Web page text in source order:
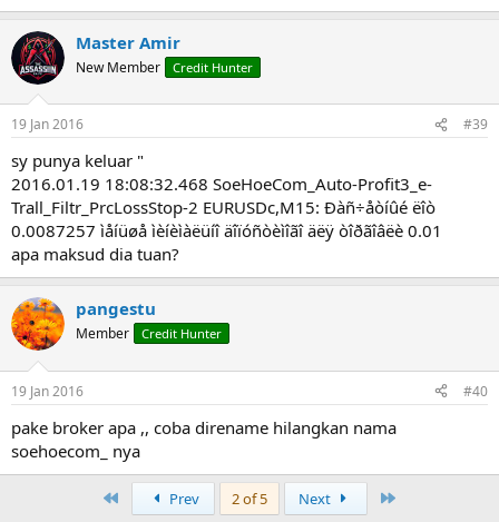
Master Amir
New Member Credit Hunter
19 Jan 2016 #39
sy punya keluar "
2016.01.19 18:08:32.468 SoeHoeCom_Auto-Profit3_e-
Trall_Filtr_PrcLossStop-2 EURUSDc,M15: Ðàñ÷åòíûé ëîò
0.0087257 ìåíüøå ìèíèìàëüíî äîïóñòèìîãî äëÿ òîðãîâëè 0.01
apa maksud dia tuan?
pangestu
Member Credit Hunter
19 Jan 2016 #40
pake broker apa ,, coba direname hilangkan nama
soehoecom_ nya
Prev 2 of 5 Next